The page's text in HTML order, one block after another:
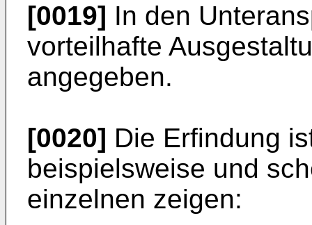
[0019] In den
vorteilhafte
angegeben.
[0020] Die Erfindung
beispielsweise und
einzelnen zeigen: